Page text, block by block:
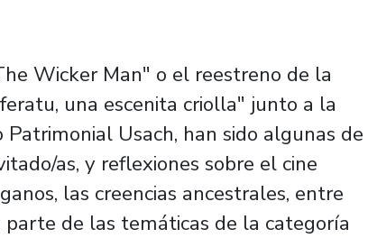
Wicker Man" o el reestreno de la
una escenita criolla" junto a la
Usach, han sido algunas de
as, y reflexiones sobre el cine
las creencias ancestrales, entre
de las temáticas de la categoría